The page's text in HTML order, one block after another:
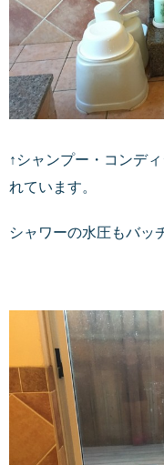
↑シャンプー・コンデ
れています。
シャワーの水圧もバッ